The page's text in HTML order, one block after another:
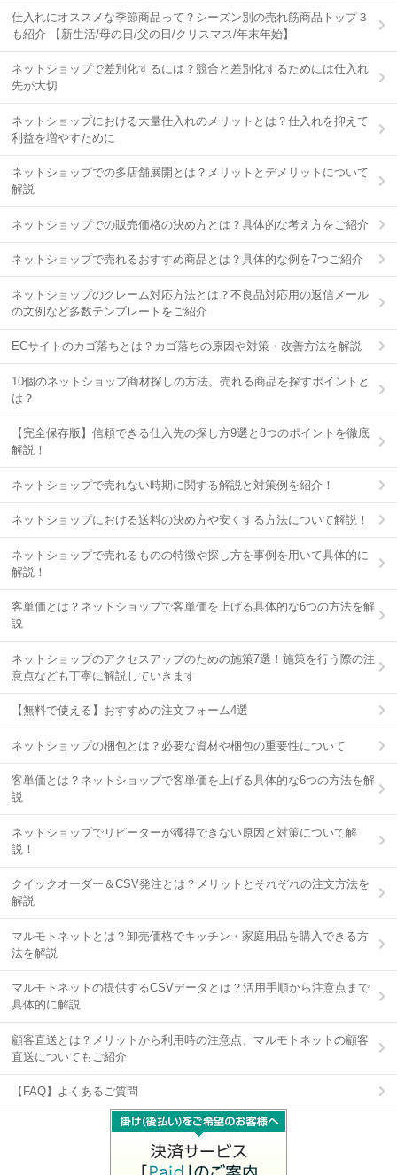
仕入れにオススメな季節商品って？シーズン別の売れ筋商品トップ３
も紹介 【新生活/母の日/父の日/クリスマス/年末年始】
ネットショップで差別化するには？競合と差別化するためには仕入れ
先が大切
ネットショップにおける大量仕入れのメリットとは？仕入れを抑えて
利益を増やすために
ネットショップでの多店舗展開とは？メリットとデメリットについて
解説
ネットショップでの販売価格の決め方とは？具体的な考え方をご紹介
ネットショップで売れるおすすめ商品とは？具体的な例を7つご紹介
ネットショップのクレーム対応方法とは？不良品対応用の返信メール
の文例など多数テンプレートをご紹介
ECサイトのカゴ落ちとは？カゴ落ちの原因や対策・改善方法を解説
10個のネットショップ商材探しの方法。売れる商品を探すポイントと
は？
【完全保存版】信頼できる仕入先の探し方9選と8つのポイントを徹底
解説！
ネットショップで売れない時期に関する解説と対策例を紹介！
ネットショップにおける送料の決め方や安くする方法について解説！
ネットショップで売れるものの特徴や探し方を事例を用いて具体的に
解説！
客単価とは？ネットショップで客単価を上げる具体的な6つの方法を解
説
ネットショップのアクセスアップのための施策7選！施策を行う際の注
意点なども丁寧に解説していきます
【無料で使える】おすすめの注文フォーム4選
ネットショップの梱包とは？必要な資材や梱包の重要性について
客単価とは？ネットショップで客単価を上げる具体的な6つの方法を解
説
ネットショップでリピーターが獲得できない原因と対策について解
説！
クイックオーダー＆CSV発注とは？メリットとそれぞれの注文方法を
解説
マルモトネットとは？卸売価格でキッチン・家庭用品を購入できる方
法を解説
マルモトネットの提供するCSVデータとは？活用手順から注意点まで
具体的に解説
顧客直送とは？メリットから利用時の注意点、マルモトネットの顧客
直送についてもご紹介
【FAQ】よくあるご質問